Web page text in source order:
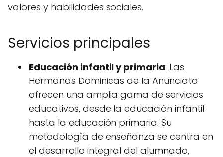
valores y habilidades sociales.
Servicios principales
Educación infantil y primaria: Las
Hermanas Dominicas de la Anunciata
ofrecen una amplia gama de servicios
educativos, desde la educación infantil
hasta la educación primaria. Su
metodología de enseñanza se centra en
el desarrollo integral del alumnado,